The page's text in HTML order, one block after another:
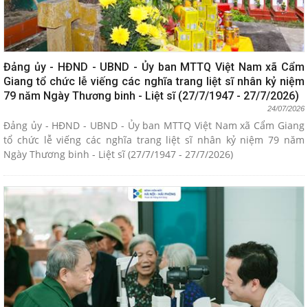
Đảng ủy - HĐND - UBND - Ủy ban MTTQ Việt Nam xã Cẩm
Giang tổ chức lễ viếng các nghĩa trang liệt sĩ nhân kỷ niệm
79 năm Ngày Thương binh - Liệt sĩ (27/7/1947 - 27/7/2026)
24/07/2026
Đảng ủy - HĐND - UBND - Ủy ban MTTQ Việt Nam xã Cẩm Giang
tổ chức lễ viếng các nghĩa trang liệt sĩ nhân kỷ niệm 79 năm
Ngày Thương binh - Liệt sĩ (27/7/1947 - 27/7/2026)